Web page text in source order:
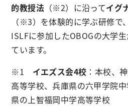
的教授法 （※2）に沿ってイグ
（※3）を体験的に学ぶ研修で
ISLFに参加したOBOGの大学
ています。
※1 イエズス会4校 ：本校、
高等学校、兵庫県の六甲学院
県の上智福岡中学高等学校